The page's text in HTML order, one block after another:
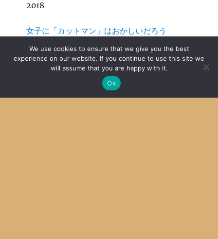
2018
女子に「カットマン」はおかしいだろう
2016
SDCC + MPLab X その４ Mac OS X
We use cookies to ensure that we give you the best
experience on our website. If you continue to use this site we
will assume that you are happy with it.
Ok